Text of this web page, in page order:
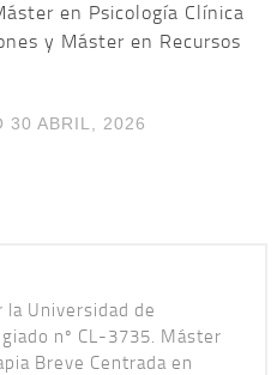
en Psicología Clínica
y Máster en Recursos
30 ABRIL, 2026
la Universidad de
nº CL-3735. Máster
Breve Centrada en